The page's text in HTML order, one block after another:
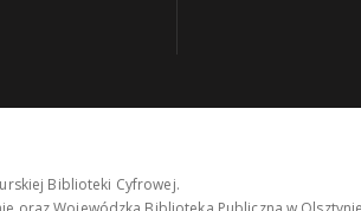
Biblioteki Cyfrowej.